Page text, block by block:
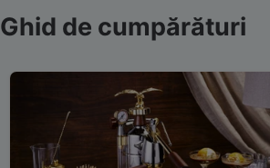
Ghid de cumpărături